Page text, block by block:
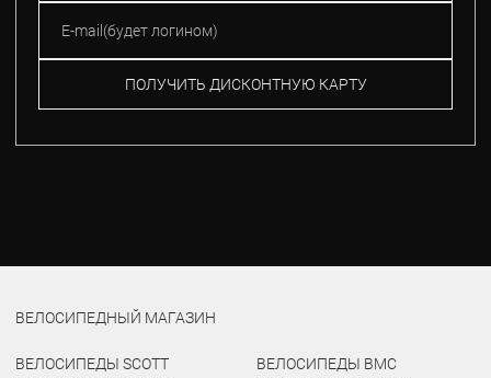
ПОЛУЧИТЬ ДИСКОНТНУЮ КАРТУ
ВЕЛОСИПЕДНЫЙ МАГАЗИН
ВЕЛОСИПЕДЫ SCOTT
ВЕЛОСИПЕДЫ BMC